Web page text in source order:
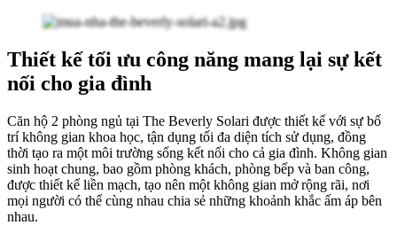
Thiết kế tối ưu công năng mang lại sự kết
nối cho gia đình
Căn hộ 2 phòng ngủ tại The Beverly Solari được thiết kế với sự bố
trí không gian khoa học, tận dụng tối đa diện tích sử dụng, đồng
thời tạo ra một môi trường sống kết nối cho cả gia đình. Không gian
sinh hoạt chung, bao gồm phòng khách, phòng bếp và ban công,
được thiết kế liền mạch, tạo nên một không gian mở rộng rãi, nơi
mọi người có thể cùng nhau chia sẻ những khoảnh khắc ấm áp bên
nhau.